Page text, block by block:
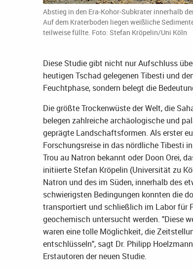
Abstieg in den Era-Kohor-Subkrater innerhalb
Auf dem Kraterboden liegen weißliche
teilweise füllte. Foto: Stefan Kröpelin/Uni Köln
Diese Studie gibt nicht nur Aufschluss
heutigen Tschad gelegenen Tibesti und
Feuchtphase, sondern belegt die
Die größte Trockenwüste der Welt, die
belegen zahlreiche archäologische und
geprägte Landschaftsformen. Als erster
Forschungsreise in das nördliche Tibesti
Trou au Natron bekannt oder Doon Orei,
initiierte Stefan Kröpelin (Universität zu
Natron und des im Süden, innerhalb des
schwierigsten Bedingungen konnten die
transportiert und schließlich im Labor für
geochemisch untersucht werden. "Diese
waren eine tolle Möglichkeit, die
entschlüsseln", sagt Dr. Philipp
Erstautoren der neuen Studie.